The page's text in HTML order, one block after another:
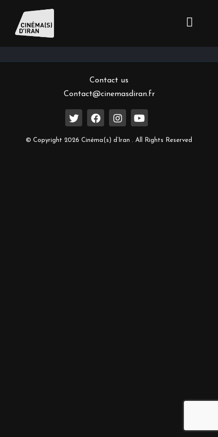
Inscrivez-vous à notre newsletter
Contact us
Contact@cinemasdiran.fr
© Copyright 2026 Cinéma(s) d’Iran . All Rights Reserved